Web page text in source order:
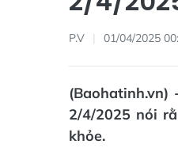
P.V 01/04/2025
2/4/2025 nói
khỏe.